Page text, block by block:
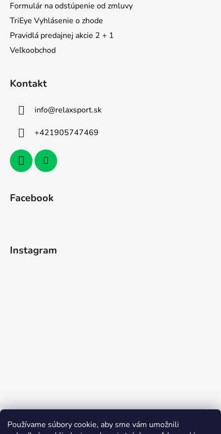
Používame súbory cookie, aby sme vám umožnili
Formulár na odstúpenie od zmluvy
TriEye Vyhlásenie o zhode
Pravidlá predajnej akcie 2 + 1
Veľkoobchod
Kontakt
info@relaxsport.sk
+421905747469
Facebook
Instagram
Sledovať na Instagrame